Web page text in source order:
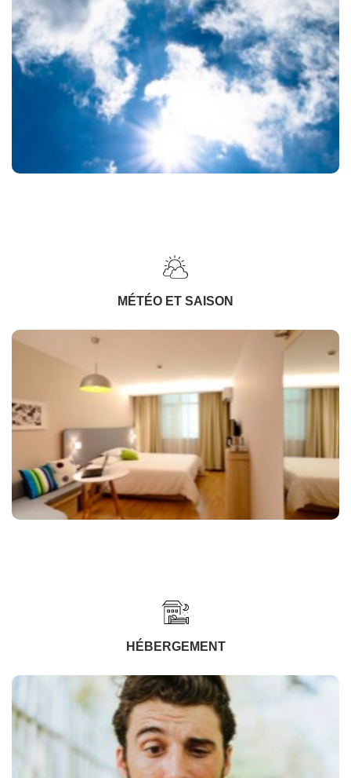
MÉTÉO ET SAISON
HÉBERGEMENT